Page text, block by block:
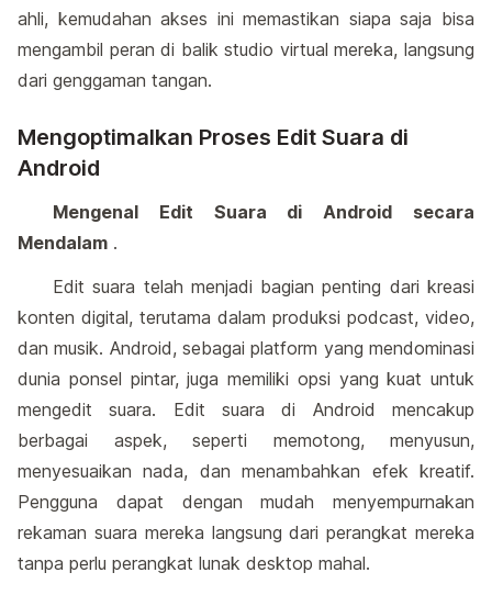
ahli, kemudahan akses ini memastikan siapa saja bisa
mengambil peran di balik studio virtual mereka, langsung
dari genggaman tangan.
Mengoptimalkan Proses Edit Suara di
Android
Mengenal Edit Suara di Android secara
Mendalam .
Edit suara telah menjadi bagian penting dari kreasi
konten digital, terutama dalam produksi podcast, video,
dan musik. Android, sebagai platform yang mendominasi
dunia ponsel pintar, juga memiliki opsi yang kuat untuk
mengedit suara. Edit suara di Android mencakup
berbagai aspek, seperti memotong, menyusun,
menyesuaikan nada, dan menambahkan efek kreatif.
Pengguna dapat dengan mudah menyempurnakan
rekaman suara mereka langsung dari perangkat mereka
tanpa perlu perangkat lunak desktop mahal.